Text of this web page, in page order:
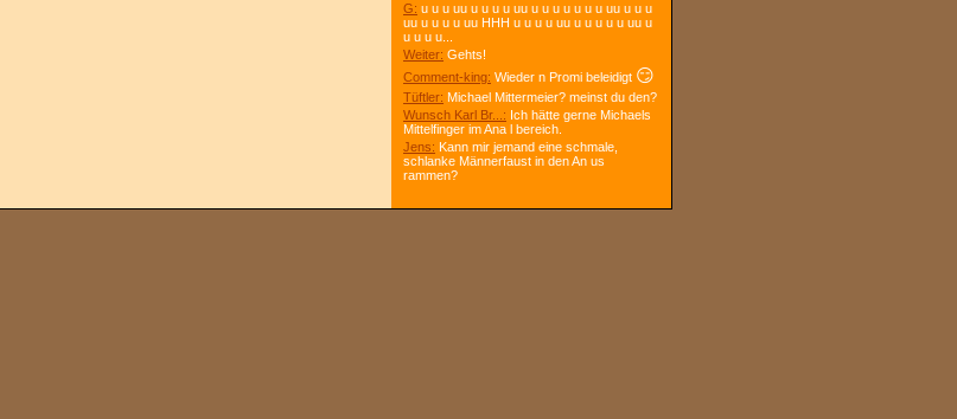
G: u u u uu u u u u uu u u u u u u u uu u u u
uu u u u u uu HHH u u u u uu u u u u u uu u
u u u u...
Weiter: Gehts!
Comment-king: Wieder n Promi beleidigt 😏
Tüftler: Michael Mittermeier? meinst du den?
Wunsch Karl Br...: Ich hätte gerne Michaels
Mittelfinger im Ana l bereich.
Jens: Kann mir jemand eine schmale,
schlanke Männerfaust in den An us
rammen?